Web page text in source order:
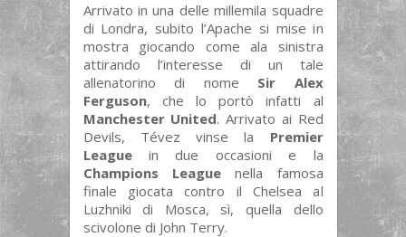
Arrivato in una delle millemila squadre
di Londra, subito l’Apache si mise in
mostra giocando come ala sinistra
attirando l’interesse di un tale
allenatorino di nome Sir Alex
Ferguson, che lo portò infatti al
Manchester United. Arrivato ai Red
Devils, Tévez vinse la Premier
Leaguein due occasioni e la
Champions Leaguenella famosa
finale giocata contro il Chelsea al
Luzhniki di Mosca, sì, quella dello
scivolone di John Terry.